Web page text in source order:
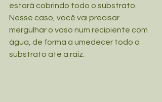
estará cobrindo todo o substrato.
Nesse caso, você vai precisar
mergulhar o vaso num recipiente com
água, de forma a umedecer todo o
substrato até a raiz.